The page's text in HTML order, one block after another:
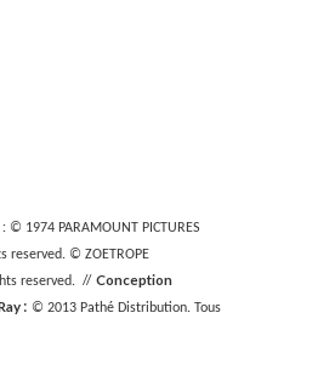
© 1974 PARAMOUNT PICTURES
reserved. © ZOETROPE
reserved. // Conception
: © 2013 Pathé Distribution. Tous